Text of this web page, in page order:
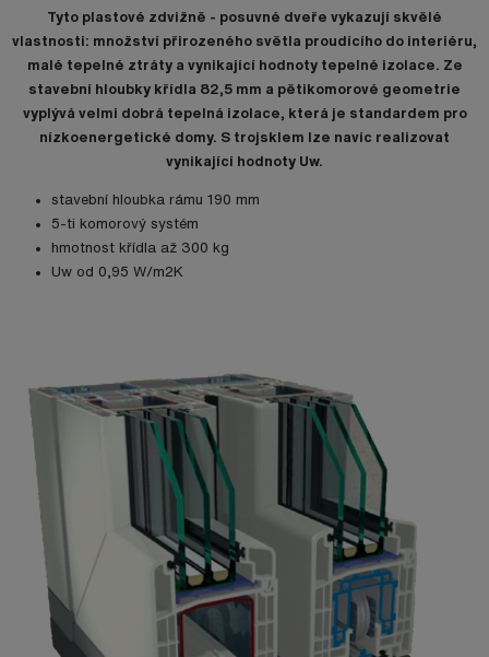
Tyto plastové zdvižně - posuvné dveře vykazují skvělé
vlastnosti: množství přirozeného světla proudícího do interiéru,
malé tepelné ztráty a vynikající hodnoty tepelné izolace. Ze
stavební hloubky křídla 82,5 mm a pětikomorové geometrie
vyplývá velmi dobrá tepelná izolace, která je standardem pro
nízkoenergetické domy. S trojsklem lze navíc realizovat
vynikající hodnoty Uw.
stavební hloubka rámu 190 mm
5-ti komorový systém
hmotnost křídla až 300 kg
Uw od 0,95 W/m2K